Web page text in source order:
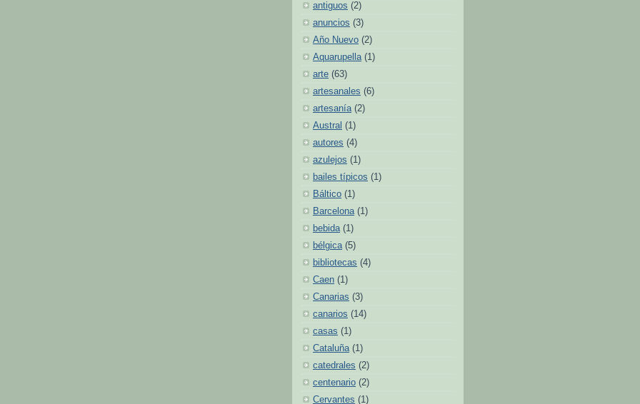
antiguos (2)
anuncios (3)
Año Nuevo (2)
Aquarupella (1)
arte (63)
artesanales (6)
artesanía (2)
Austral (1)
autores (4)
azulejos (1)
bailes típicos (1)
Báltico (1)
Barcelona (1)
bebida (1)
bélgica (5)
bibliotecas (4)
Caen (1)
Canarias (3)
canarios (14)
casas (1)
Cataluña (1)
catedrales (2)
centenario (2)
Cervantes (1)